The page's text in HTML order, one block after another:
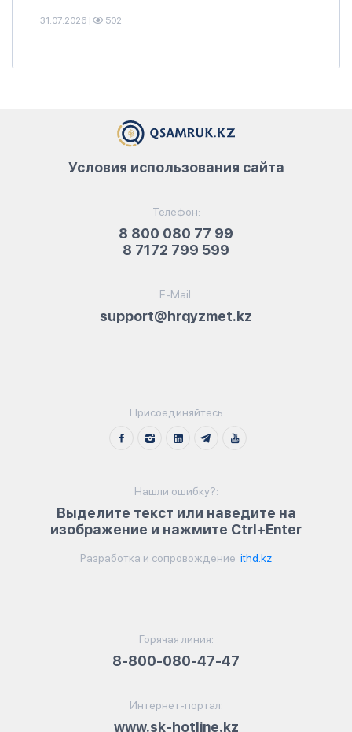
31.07.2026 | 502
Телефон:
8 800 080 77 99
8 7172 799 599
E-Mail:
support@hrqyzmet.kz
Условия использования сайта
Присоединяйтесь
Нашли ошибку?:
Выделите текст или наведите на
изображение и нажмите Ctrl+Enter
Разработка и сопровождение ithd.kz
Горячая линия:
8-800-080-47-47
Интернет-портал:
www.sk-hotline.kz